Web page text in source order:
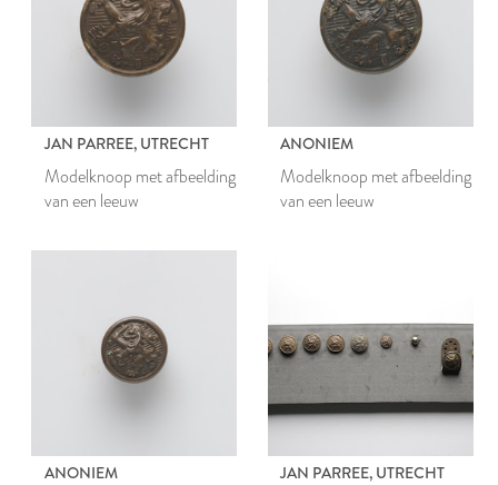
JAN PARREE, UTRECHT
Modelknoop met afbeelding
van een leeuw
ANONIEM
Modelknoop met afbeelding
van een leeuw
ANONIEM JAN PARREE, UTRECHT